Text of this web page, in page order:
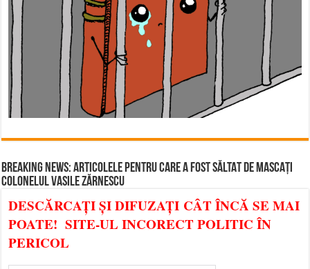
BREAKING NEWS: ARTICOLELE PENTRU CARE A FOST SĂLTAT DE MASCAȚI
COLONELUL VASILE ZĂRNESCU
DESCĂRCAȚI ȘI DIFUZAȚI CÂT ÎNCĂ SE MAI
POATE! SITE-UL INCORECT POLITIC ÎN
PERICOL